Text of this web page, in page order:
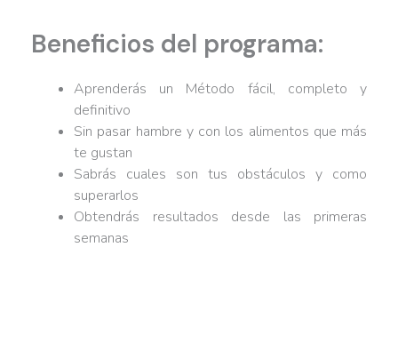
Beneficios del programa:
Aprenderás un Método fácil, completo y
definitivo
Sin pasar hambre y con los alimentos que más
te gustan
Sabrás cuales son tus obstáculos y como
superarlos
Obtendrás resultados desde las primeras
semanas